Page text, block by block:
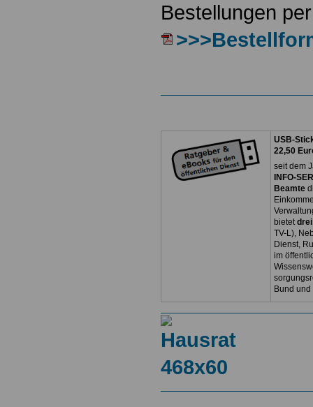
Bestellungen
USB-
22,50
seit dem
INFO-
Beamte
bietet
TV-L),
Dienst,
im
Bund